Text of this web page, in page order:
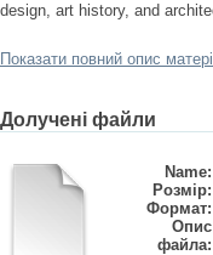
design, art history, and
Показати повний опис
Долучені файли
Name:
Розмір:
Формат:
Опис
файла: